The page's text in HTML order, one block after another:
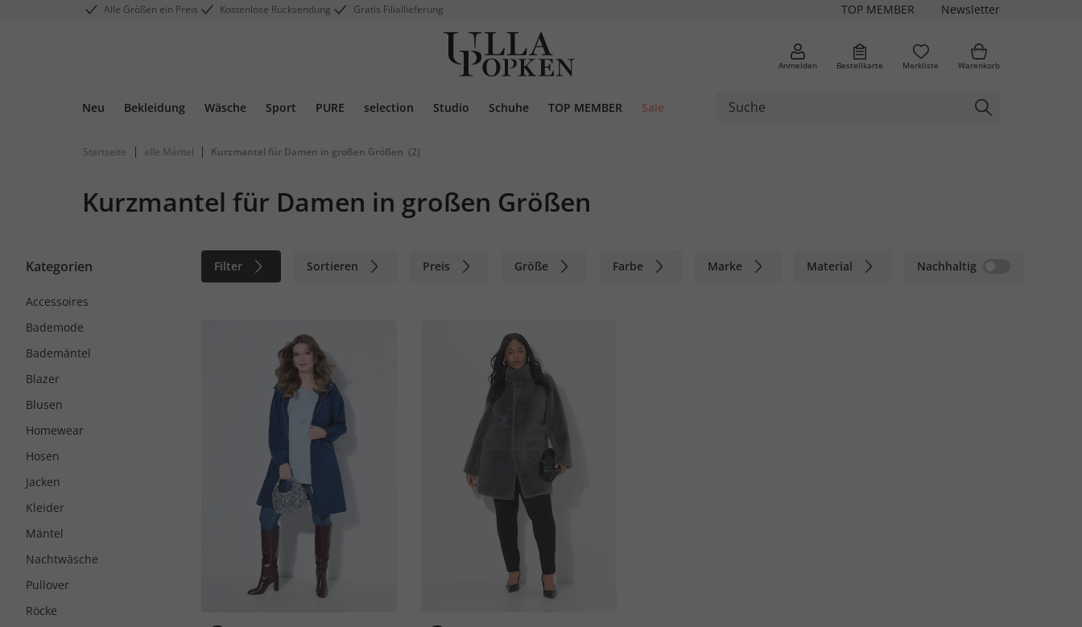
Alle Größen ein Preis Kostenlose Rücksendung Gratis Filiallieferung TOP MEMBER Newsletter
Anmelden Bestellkarte Merkliste Warenkorb
Neu Bekleidung Wäsche Sport PURE selection Studio Schuhe TOP MEMBER Sale
Startseite | alle Mäntel | Kurzmantel für Damen in großen Größen (2)
Kurzmantel für Damen in großen Größen
Kategorien Filter Sortieren Preis Größe Farbe Marke Material Nachhaltig
Accessoires
Bademode
Bademäntel
Blazer
Blusen
Homewear
Hosen
Jacken
Kleider
Mäntel
Nachtwäsche
Pullover
Röcke